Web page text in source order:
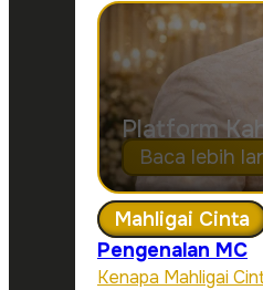
Platform
Baca lebih
Mahligai Cinta
Pengenalan MC
Kenapa Mahligai